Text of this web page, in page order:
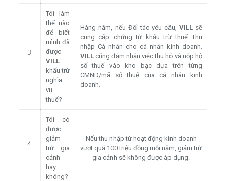
3
Tôi làm
thế nào
để biết
mình đã
được
VILL
khấu trừ
nghĩa
vụ
thuế?
Hàng năm, nếu Đối tác yêu cầu, VILLsẽ
cung cấp chứng từ khấu trừ thuế Thu
nhập Cá nhân cho cá nhân kinh doanh.
VILLcũng đảm nhận việc thu hộ và nộp hộ
số thuế vào kho bạc dựa trên từng
CMND/mã số thuế của cá nhân kinh
doanh.
4
Tôi có
được
giảm
trừ gia
cảnh
hay
không?
Nếu thu nhập từ hoạt động kinh doanh
vượt quá 100 triệu đồng mỗi năm, giảm trừ
gia cảnh sẽ không được áp dụng.